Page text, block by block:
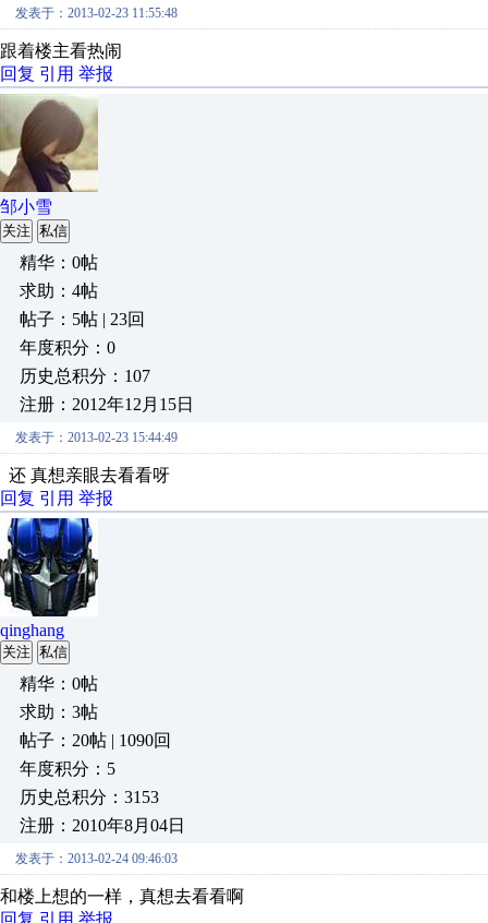
发表于：2013-02-23 11:55:48
跟着楼主看热闹
回复 引用 举报
邹小雪
关注 私信
精华：0帖
求助：4帖
帖子：5帖 | 23回
年度积分：0
历史总积分：107
注册：2012年12月15日
发表于：2013-02-23 15:44:49
还 真想亲眼去看看呀
回复 引用 举报
qinghang
关注 私信
精华：0帖
求助：3帖
帖子：20帖 | 1090回
年度积分：5
历史总积分：3153
注册：2010年8月04日
发表于：2013-02-24 09:46:03
和楼上想的一样，真想去看看啊
回复 引用 举报